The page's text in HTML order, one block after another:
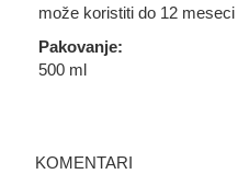
može koristiti do 12
Pakovanje:
500 ml
KOMENTARI